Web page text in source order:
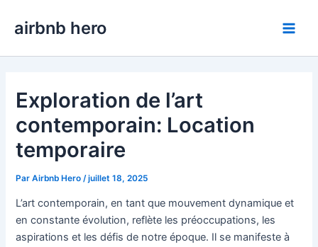
airbnb hero
Exploration de l’art
contemporain: Location
temporaire
ParAirbnb Hero /juillet 18, 2025
L’art contemporain, en tant que mouvement dynamique et
en constante évolution, reflète les préoccupations, les
aspirations et les défis de notre époque. Il se manifeste à